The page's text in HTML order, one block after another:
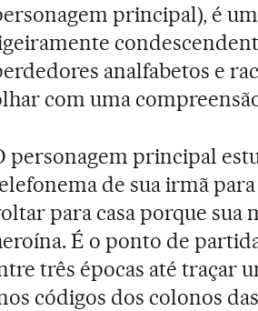
principal), é
analfabetos e
com uma
personagem principal
de sua irmã
para casa porque sua
É o ponto de
três épocas até traçar
códigos dos colonos